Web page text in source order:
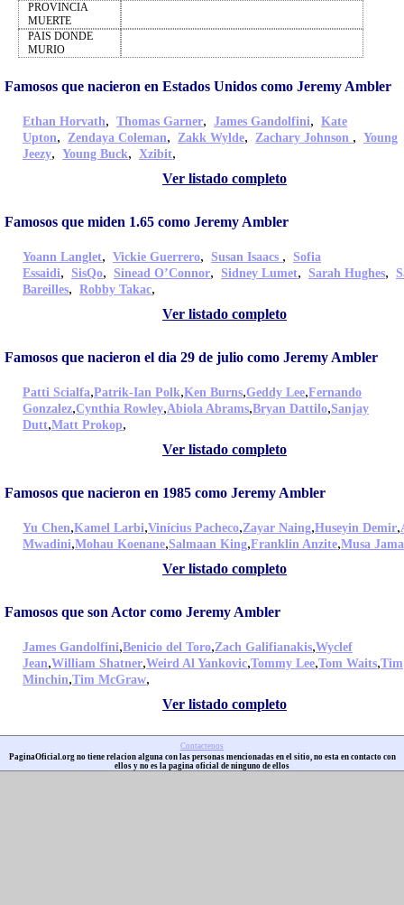
PROVINCIA
MUERTE
PAIS DONDE
MURIO
Famosos que nacieron en Estados Unidos como Jeremy Ambler
Ethan Horvath, Thomas Garner, James Gandolfini, Kate
Upton, Zendaya Coleman, Zakk Wylde, Zachary Johnson , Young
Jeezy, Young Buck, Xzibit,
Ver listado completo
Famosos que miden 1.65 como Jeremy Ambler
Yoann Langlet, Vickie Guerrero, Susan Isaacs , Sofia
Essaidi, SisQo, Sinead O’Connor, Sidney Lumet, Sarah Hughes,
Bareilles, Robby Takac,
Ver listado completo
Famosos que nacieron el dia 29 de julio como Jeremy Ambler
Patti Scialfa,Patrik-Ian Polk,Ken Burns,Geddy Lee,Fernando
Gonzalez,Cynthia Rowley,Abiola Abrams,Bryan Dattilo,Sanjay
Dutt,Matt Prokop,
Ver listado completo
Famosos que nacieron en 1985 como Jeremy Ambler
Yu Chen,Kamel Larbi,Vinícius Pacheco,Zayar Naing,Huseyin Demir,
Mwadini,Mohau Koenane,Salmaan King,Franklin Anzite,Musa
Ver listado completo
Famosos que son Actor como Jeremy Ambler
James Gandolfini,Benicio del Toro,Zach Galifianakis,Wyclef
Jean,William Shatner,Weird Al Yankovic,Tommy Lee,Tom Waits,Tim
Minchin,Tim McGraw,
Ver listado completo
Contactenos
PaginaOficial.org no tiene relacion alguna con las personas mencionadas en el sitio, no esta en contacto con
ellos y no es la pagina oficial de ninguno de ellos